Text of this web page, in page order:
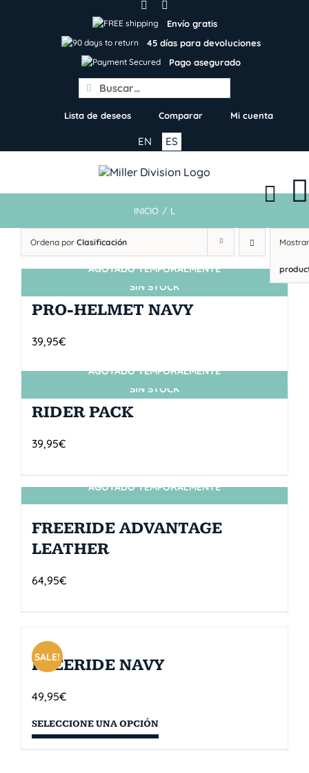
Envío gratis
45 días para devoluciones
Pago asegurado
Search
for:
Lista de deseos Comparar Mi cuenta
ES
EN
INICIO / L
Ordena por Clasificación
SIN STOCK
AGOTADO TEMPORALMENTE
PRO-HELMET NAVY
39,95€
SIN STOCK
AGOTADO TEMPORALMENTE
RIDER PACK
39,95€
SIN STOCK
AGOTADO TEMPORALMENTE
FREERIDE ADVANTAGE
LEATHER
64,95€
SALE!
FREERIDE NAVY
49,95€
SELECCIONE UNA OPCIÓN